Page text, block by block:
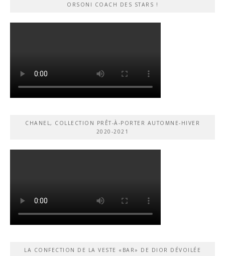
ORSONI COACH DES STARS !
CHANEL, COLLECTION PRÊT-À-PORTER AUTOMNE-HIVER
2020-2021
LA CONFECTION DE LA VESTE «BAR» DE DIOR DÉVOILÉE